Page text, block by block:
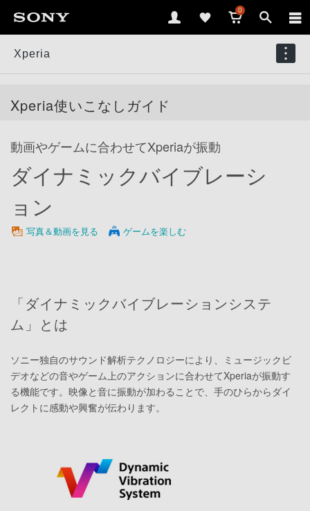
0
Xperia
Xperia使いこなしガイド
動画やゲームに合わせてXperiaが振動
ダイナミックバイブレーシ
ョン
写真＆動画を見る ゲームを楽しむ
「ダイナミックバイブレーションシステ
ム」とは
ソニー独自のサウンド解析テクノロジーにより、ミュージックビ
デオなどの音やゲーム上のアクションに合わせてXperiaが振動す
る機能です。映像と音に振動が加わることで、手のひらからダイ
レクトに感動や興奮が伝わります。